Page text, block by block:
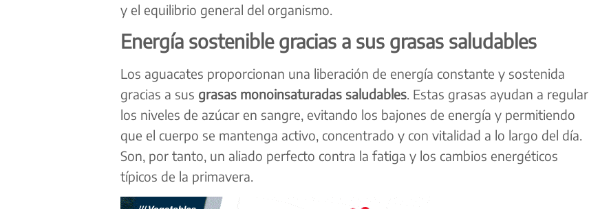
y el equilibrio general del organismo.
Energía sostenible gracias a sus grasas saludables
Los aguacates proporcionan una liberación de energía constante y sostenida
gracias a sus grasas monoinsaturadas saludables. Estas grasas ayudan a regular
los niveles de azúcar en sangre, evitando los bajones de energía y permitiendo
que el cuerpo se mantenga activo, concentrado y con vitalidad a lo largo del día.
Son, por tanto, un aliado perfecto contra la fatiga y los cambios energéticos
típicos de la primavera.